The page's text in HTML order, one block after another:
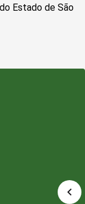
Estado de São